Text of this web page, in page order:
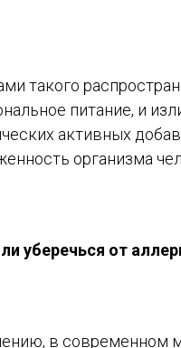
такого
питание, и
активных
организма
уберечься от
в современном